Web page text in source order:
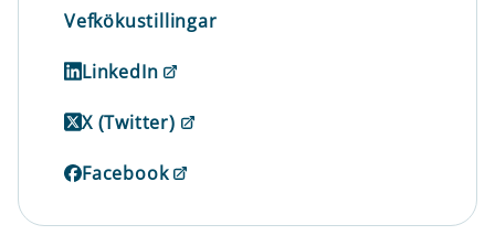
Vefkökustillingar
LinkedIn
X (Twitter)
Facebook